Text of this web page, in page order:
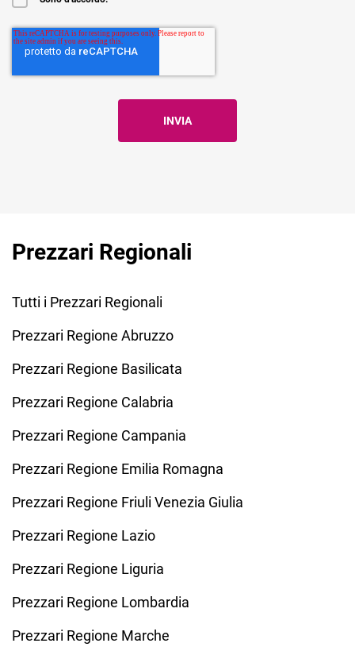
Prezzari Regionali
Tutti i Prezzari Regionali
Prezzari Regione Abruzzo
Prezzari Regione Basilicata
Prezzari Regione Calabria
Prezzari Regione Campania
Prezzari Regione Emilia Romagna
Prezzari Regione Friuli Venezia Giulia
Prezzari Regione Lazio
Prezzari Regione Liguria
Prezzari Regione Lombardia
Prezzari Regione Marche